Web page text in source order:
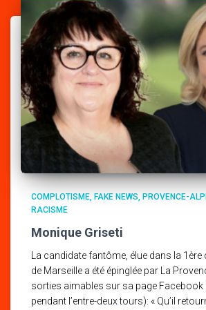
COMPLOTISME FAKE NEWS
PROVENCE-
RACISME
Monique Griseti
La candidate fantôme, élue dans la
de Marseille a été épinglée par La
sorties aimables sur sa page Facebook
pendant l’entre-deux tours): « Qu’il